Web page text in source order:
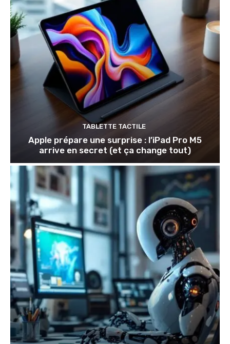
TABLETTE TACTILE
Apple prépare une surprise : l’iPad Pro M5
arrive en secret (et ça change tout)